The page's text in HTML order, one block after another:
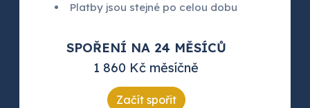
Platby jsou stejné po celou dobu
SPOŘENÍ NA 24 MĚSÍCŮ
1 860 Kč měsíčně
Začít spořit